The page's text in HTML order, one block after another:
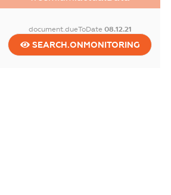
document.dueToDate 08.12.21
SEARCH.ONMONITORING